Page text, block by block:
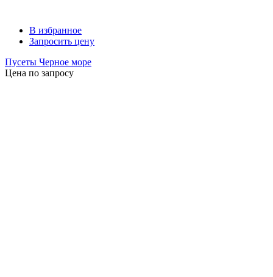
В избранное
Запросить цену
Пусеты Черное море
Цена по запросу